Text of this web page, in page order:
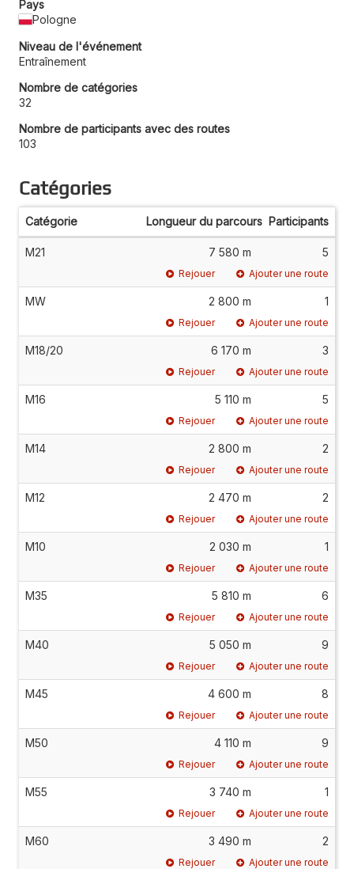
Pays
Pologne
Niveau de l'événement
Entraînement
Nombre de catégories
32
Nombre de participants avec des routes
103
Catégories
Catégorie Longueur du parcours Participants
M21 7 580 m 5
Rejouer Ajouter une route
MW 2 800 m 1
Rejouer Ajouter une route
M18/20 6 170 m 3
Rejouer Ajouter une route
M16 5 110 m 5
Rejouer Ajouter une route
M14 2 800 m 2
Rejouer Ajouter une route
M12 2 470 m 2
Rejouer Ajouter une route
M10 2 030 m 1
Rejouer Ajouter une route
M35 5 810 m 6
Rejouer Ajouter une route
M40 5 050 m 9
Rejouer Ajouter une route
M45 4 600 m 8
Rejouer Ajouter une route
M50 4 110 m 9
Rejouer Ajouter une route
M55 3 740 m 1
Rejouer Ajouter une route
M60 3 490 m 2
Rejouer Ajouter une route